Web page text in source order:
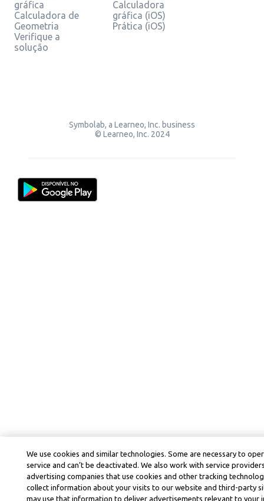
gráfica
Calculadora de
Geometria
Verifique a
solução
Calculadora
gráfica (iOS)
Prática (iOS)
Symbolab, a Learneo, Inc. business
© Learneo, Inc. 2024
We use cookies and similar technologies. Some are necessary to
service and can’t be deactivated. We also work with service
advertising companies that use cookies and other tracking
collect information about your visits to our website and third-party
may use that information to deliver advertisements relevant to your